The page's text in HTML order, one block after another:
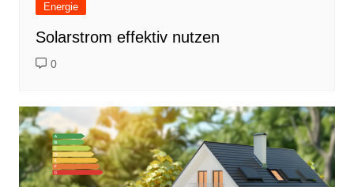
Energie
Solarstrom effektiv nutzen
0